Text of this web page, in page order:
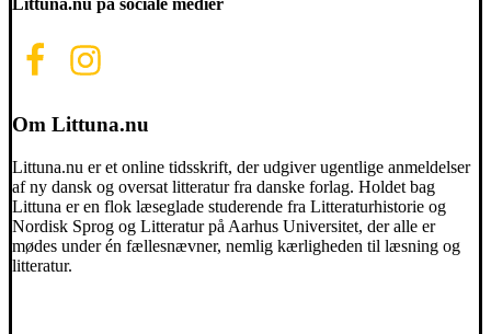
Littuna.nu på sociale medier
Om Littuna.nu
Littuna.nu er et online tidsskrift, der udgiver ugentlige anmeldelser
af ny dansk og oversat litteratur fra danske forlag. Holdet bag
Littuna er en flok læseglade studerende fra Litteraturhistorie og
Nordisk Sprog og Litteratur på Aarhus Universitet, der alle er
mødes under én fællesnævner, nemlig kærligheden til læsning og
litteratur.